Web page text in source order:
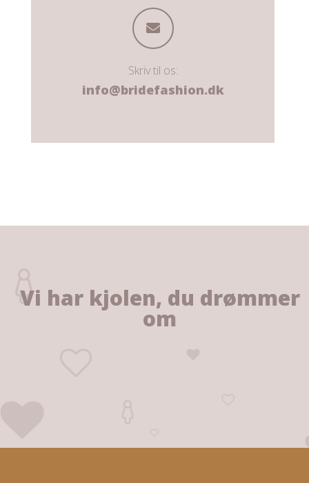
Skriv til os:
info@bridefashion.dk
Vi har kjolen, du drømmer
om